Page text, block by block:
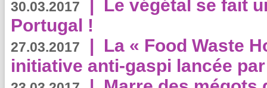
30.03.2017 | Le végétal se fait
Portugal !
27.03.2017 | La « Food Waste
initiative anti-gaspi lancée